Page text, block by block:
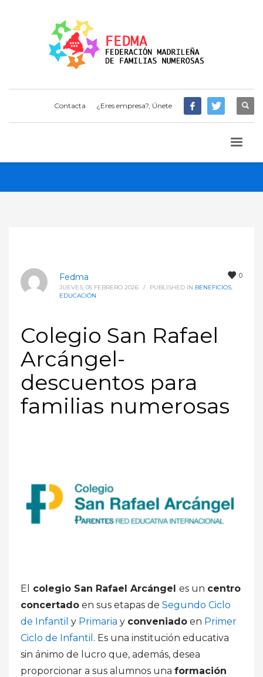
Contacta ¿Eres empresa?, Únete
0
Fedma
JUEVES, 05 FEBRERO 2026 / PUBLISHED IN BENEFICIOS
EDUCACIÓN
Colegio San Rafael
Arcángel-
descuentos para
familias numerosas
El colegio San Rafael Arcángel es un centro
concertado en sus etapas de Segundo Ciclo
de Infantil y Primaria y conveniado en Primer
Ciclo de Infantil . Es una institución educativa
sin ánimo de lucro que, además, desea
proporcionar a sus alumnos una formación